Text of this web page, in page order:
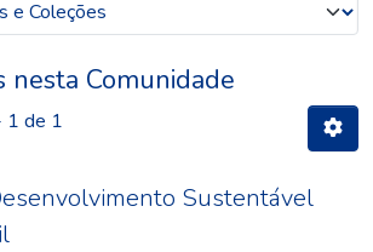
nesta Comunidade
1 de 1
Sustentável